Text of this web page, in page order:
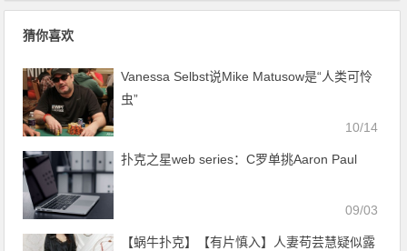
猜你喜欢
Vanessa Selbst说Mike Matusow是“人类可怜
虫”
10/14
扑克之星web series：C罗单挑Aaron Paul
09/03
【蜗牛扑克】【有片慎入】人妻苟芸慧疑似露